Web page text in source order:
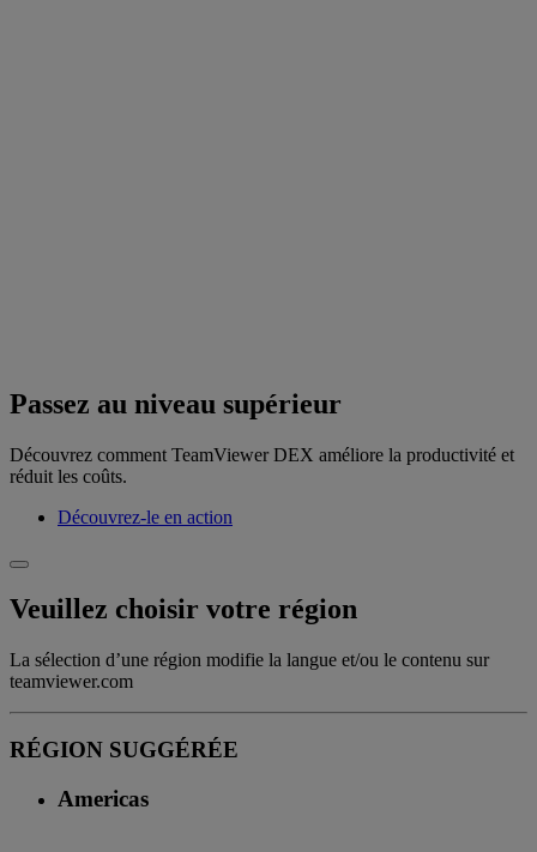
Passez au niveau supérieur
Découvrez comment TeamViewer DEX améliore la productivité et
réduit les coûts.
Découvrez-le en action
Veuillez choisir votre région
La sélection d’une région modifie la langue et/ou le contenu sur
teamviewer.com
RÉGION SUGGÉRÉE
Americas